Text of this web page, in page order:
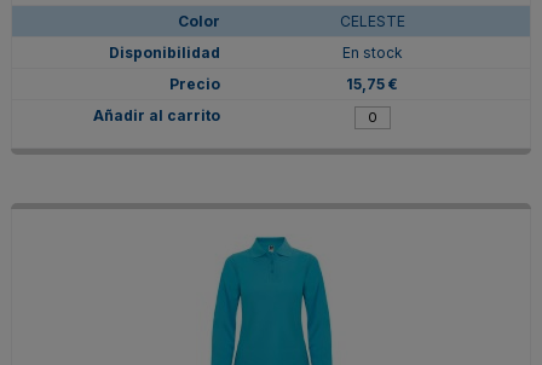
CELESTE
En stock
15,75 €